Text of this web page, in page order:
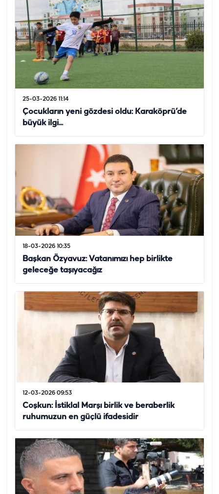
25-03-2026 11:14
Çocukların yeni gözdesi oldu: Karaköprü’de
büyük ilgi...
18-03-2026 10:35
Başkan Özyavuz: Vatanımızı hep birlikte
geleceğe taşıyacağız
12-03-2026 09:53
Coşkun: İstiklal Marşı birlik ve beraberlik
ruhumuzun en güçlü ifadesidir